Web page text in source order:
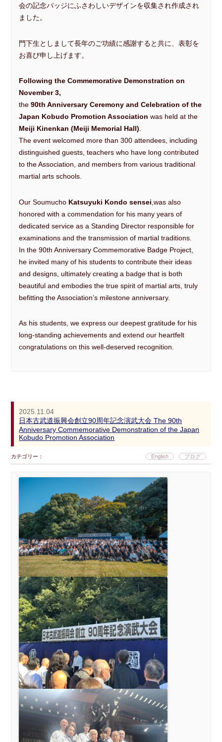
会の記念バッジにふさわしいデザインを収集され作成され
ました。
門下生としまして長年のご功績に感謝すると共に、表彰を
お喜び申し上げます。
Following the Commemorative Demonstration on
November 3,
the90th Anniversary Ceremony and Celebration of the
Japan Kobudo Promotion Association was held at the
Meiji Kinenkan (Meiji Memorial Hall).
The event welcomed more than 300 attendees, including
distinguished guests, teachers who have long contributed
to the Association, and members from various traditional
martial arts schools.
Our Soumucho Katsuyuki Kondo sensei ,was also
honored with a commendation for his many years of
dedicated service as a Standing Director responsible for
examinations and the transmission of martial traditions.
In the 90th Anniversary Commemorative Badge Project,
he invited many of his students to contribute their ideas
and designs, ultimately creating a badge that is both
beautiful and embodies the true spirit of martial arts, truly
befitting the Association’s milestone anniversary.
As his students, we express our deepest gratitude for his
long-standing achievements and extend our heartfelt
congratulations on this well-deserved recognition.
2025.11.04
日本古武道振興会創立90周年記念演武大会 The 90th
Anniversary Commemorative Demonstration of the Japan
Kobudo Promotion Association
カテゴリー： English ブログ